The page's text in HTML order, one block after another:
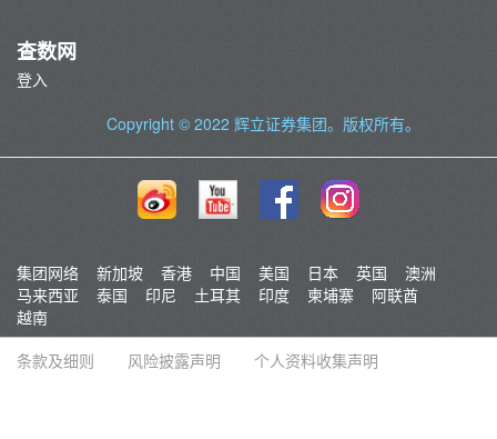
查数网
登入
Copyright © 2022 辉立证券集团。版权所有。
集团网络 新加坡 香港 中国 美国 日本 英国
澳洲
马来西亚
泰国 印尼 土耳其 印度 柬埔寨
阿联酋
越南
条款及细则
风险披露声明 个人资料收集声明